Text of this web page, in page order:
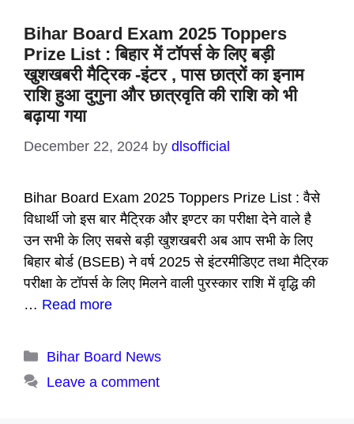
Bihar Board Exam 2025 Toppers
Prize List : बिहार में टॉपर्स के लिए बड़ी
खुशखबरी मैट्रिक -इंटर , पास छात्रों का इनाम
राशि हुआ दुगुना और छात्रवृति की राशि को भी
बढ़ाया गया
December 22, 2024 by dlsofficial
Bihar Board Exam 2025 Toppers Prize List : वैसे
विधार्थी जो इस बार मैट्रिक और इण्टर का परीक्षा देने वाले है
उन सभी के लिए सबसे बड़ी खुशखबरी अब आप सभी के लिए
बिहार बोर्ड (BSEB) ने वर्ष 2025 से इंटरमीडिएट तथा मैट्रिक
परीक्षा के टॉपर्स के लिए मिलने वाली पुरस्कार राशि में वृद्धि की
… Read more
Categories
Bihar Board News
Leave a comment